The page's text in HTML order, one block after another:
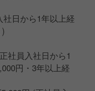
社日から1年以上経
社員入社日から1
円・3年以上経